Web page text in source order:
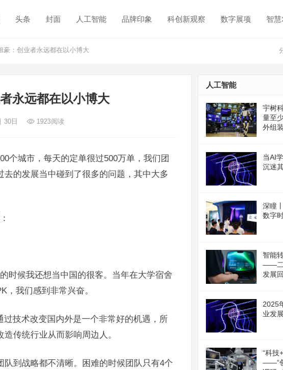
头条 封面 人工智能 品牌印象 科创新观察 数字展项 智
豪：创业者永远都在以小博大
永远都在以小博大
30日 1923阅读
个城市，每天的定单很过500万单，我们团
的发展当中碰到了很多的问题，其中大多
时候我还想当中国的很客。当年在大学宿舍
，我们感到非常兴奋。
技术改变国内外是一个非常好的机遇，所
传统行业从而影响周边人。
到战略都不清晰。困难的时候团队只有4个
人工智能
宇树
量至
外组
当AI
沉迷
深瞳
数字
智能
——二
发展
2025
业发
“科技
——“